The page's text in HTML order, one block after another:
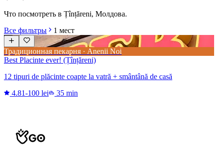
Что посмотреть в Țînțăreni, Молдова.
Все фильтры
1 мест
Традиционная пекарня · Anenii Noi
Best Placinte ever! (Țînțăreni)
12 tipuri de plăcinte coapte la vatră + smântână de casă
4.81-100 lei 35 min